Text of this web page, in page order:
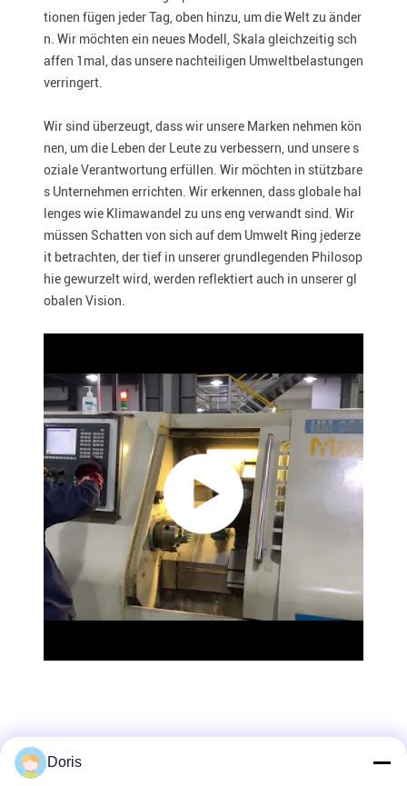
tionen fügen jeder Tag, oben hinzu, um die Welt zu änder
n. Wir möchten ein neues Modell, Skala gleichzeitig sch
affen 1mal, das unsere nachteiligen Umweltbelastungen
verringert.
Wir sind überzeugt, dass wir unsere Marken nehmen kön
nen, um die Leben der Leute zu verbessern, und unsere s
oziale Verantwortung erfüllen. Wir möchten in stützbare
s Unternehmen errichten. Wir erkennen, dass globale hal
lenges wie Klimawandel zu uns eng verwandt sind. Wir
müssen Schatten von sich auf dem Umwelt Ring jederze
it betrachten, der tief in unserer grundlegenden Philosop
hie gewurzelt wird, werden reflektiert auch in unserer gl
obalen Vision.
Doris